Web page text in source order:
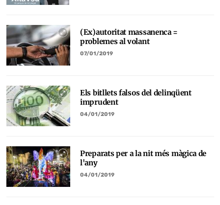
(Ex)autoritat massanenca =
problemes al volant
07/01/2019
Els bitllets falsos del delinqüent
imprudent
04/01/2019
Preparats per a la nit més màgica de
l'any
04/01/2019